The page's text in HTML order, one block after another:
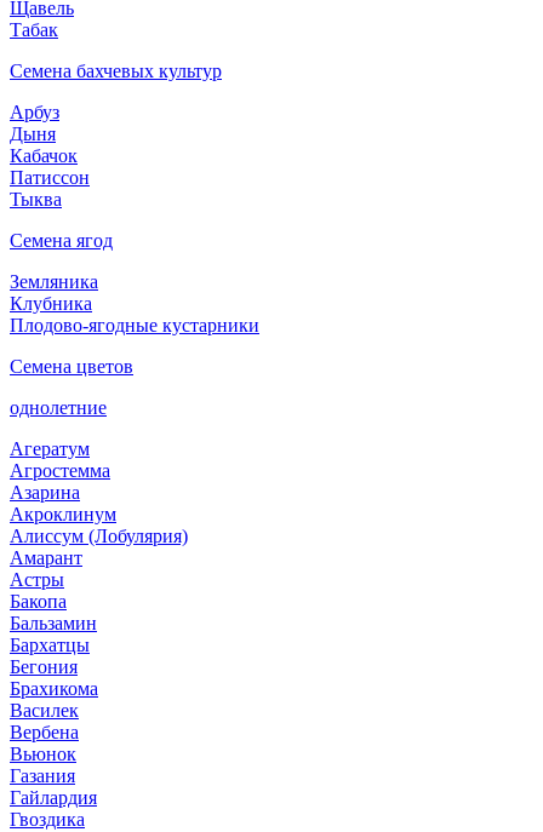
Щавель
Табак
Семена бахчевых культур
Арбуз
Дыня
Кабачок
Патиссон
Тыква
Семена ягод
Земляника
Клубника
Плодово-ягодные кустарники
Семена цветов
однолетние
Агератум
Агростемма
Азарина
Акроклинум
Алиссум (Лобулярия)
Амарант
Астры
Бакопа
Бальзамин
Бархатцы
Бегония
Брахикома
Василек
Вербена
Вьюнок
Газания
Гайлардия
Гвоздика